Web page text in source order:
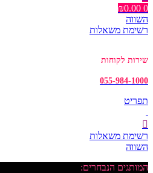
0
₪0.00
השווה
רשימת משאלות
שירות לקוחות
055-984-1000
תפריט
רשימת משאלות
השווה
המותגים הנבחרים: